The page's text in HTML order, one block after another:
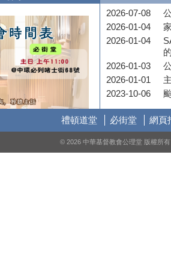
2026-07-08
2026-01-04
2026-01-04
2026-01-03
2026-01-01
2023-10-06
禮頓道堂 必街堂 網頁
© 2026 中華基督教會公理堂 版權所